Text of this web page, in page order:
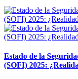
Estado de la
(SOFI) 2025: